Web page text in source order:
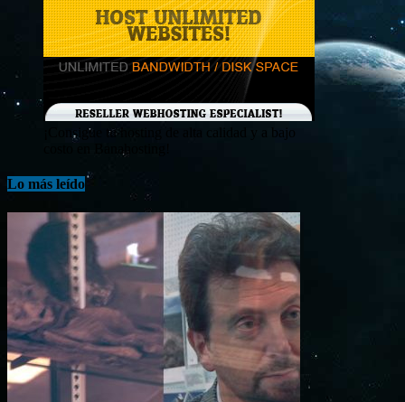
¡Consigue tu hosting de alta calidad y a bajo
costo en Banahosting!
Lo más leído